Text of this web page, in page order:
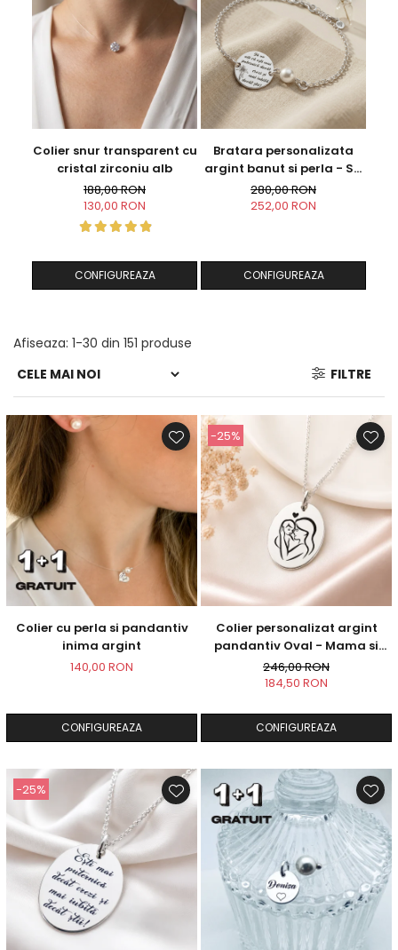
Colier snur transparent cu
cristal zirconiu alb
188,00 RON
130,00 RON
CONFIGUREAZA
Bratara personalizata
argint banut si perla - Sa
nu uiti...
280,00 RON
252,00 RON
CONFIGUREAZA
Afiseaza: 1-30 din 151 produse
FILTRE
Colier cu perla si pandantiv
inima argint
140,00 RON
CONFIGUREAZA
-25%
Colier personalizat argint
pandantiv Oval - Mama si
Bebelus
246,00 RON
184,50 RON
CONFIGUREAZA
-25%